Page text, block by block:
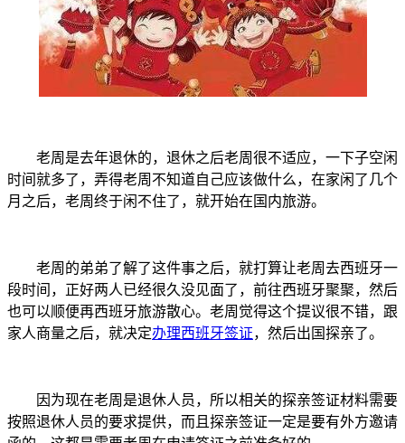
老周是去年退休的，退休之后老周很不适应，一下子空闲
时间就多了，弄得老周不知道自己应该做什么，在家闲了几个
月之后，老周终于闲不住了，就开始在国内旅游。
老周的弟弟了解了这件事之后，就打算让老周去西班牙一
段时间，正好两人已经很久没见面了，前往西班牙聚聚，然后
也可以顺便再西班牙旅游散心。老周觉得这个提议很不错，跟
家人商量之后，就决定办理西班牙签证，然后出国探亲了。
因为现在老周是退休人员，所以相关的探亲签证材料需要
按照退休人员的要求提供，而且探亲签证一定是要有外方邀请